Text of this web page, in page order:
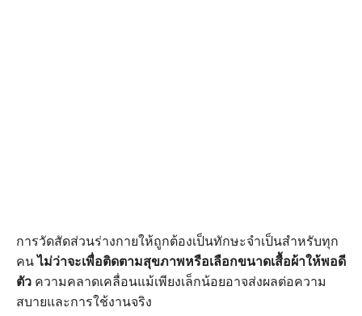
การวัดสัดส่วนร่างกายให้ถูกต้องเป็นทักษะจำเป็นสำหรับทุก
คนไม่ว่าจะเพื่อติดตามสุขภาพหรือเลือกขนาดเสื้อผ้าให้พอดี
ตัว ความคลาดเคลื่อนแม้เพียงเล็กน้อยอาจส่งผลต่อความ
สบายและการใช้งานจริง